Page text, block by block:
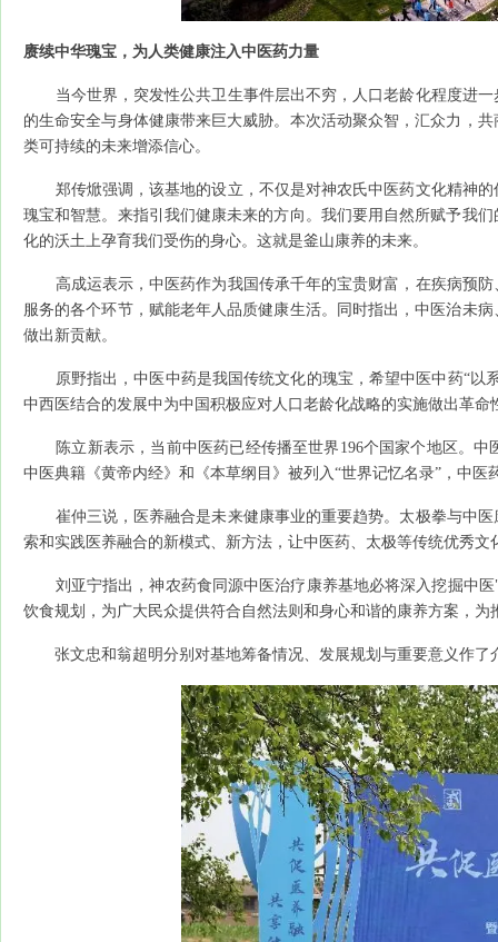
赓续中华瑰宝，为人类健康注入中医药力量
当今世界，突发性公共卫生事件层出不穷，人口老龄化程度进
的生命安全与身体健康带来巨大威胁。本次活动聚众智，汇众力，
类可持续的未来增添信心。
郑传焮强调，该基地的设立，不仅是对神农氏中医药文化精神的
瑰宝和智慧。来指引我们健康未来的方向。我们要用自然所赋予我
化的沃土上孕育我们受伤的身心。这就是釜山康养的未来。
高成运表示，中医药作为我国传承千年的宝贵财富，在疾病预防
服务的各个环节，赋能老年人品质健康生活。同时指出，中医治未
做出新贡献。
原野指出，中医中药是我国传统文化的瑰宝，希望中医中药“以
中西医结合的发展中为中国积极应对人口老龄化战略的实施做出革
陈立新表示，当前中医药已经传播至世界196个国家个地区。中
中医典籍《黄帝内经》和《本草纲目》被列入“世界记忆名录”，中医
崔仲三说，医养融合是未来健康事业的重要趋势。太极拳与中医
索和实践医养融合的新模式、新方法，让中医药、太极等传统优秀文
刘亚宁指出，神农药食同源中医治疗康养基地必将深入挖掘中医
饮食规划，为广大民众提供符合自然法则和身心和谐的康养方案，
张文忠和翁超明分别对基地筹备情况、发展规划与重要意义作了